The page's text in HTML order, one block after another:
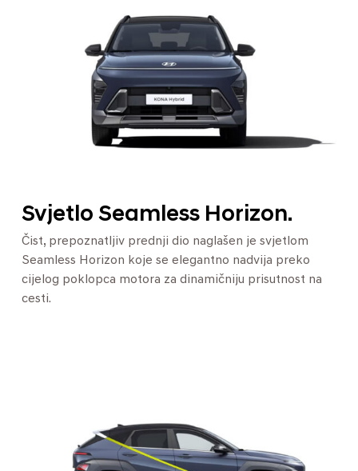
Svjetlo Seamless Horizon.
Čist, prepoznatljiv prednji dio naglašen je svjetlom
Seamless Horizon koje se elegantno nadvija preko
cijelog poklopca motora za dinamičniju prisutnost na
cesti.